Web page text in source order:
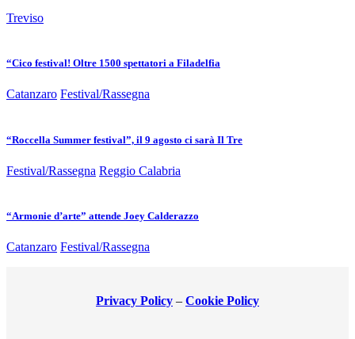
Treviso
“Cico festival! Oltre 1500 spettatori a Filadelfia
Catanzaro Festival/Rassegna
“Roccella Summer festival”, il 9 agosto ci sarà Il Tre
Festival/Rassegna Reggio Calabria
“Armonie d’arte” attende Joey Calderazzo
Catanzaro Festival/Rassegna
Privacy Policy – Cookie Policy